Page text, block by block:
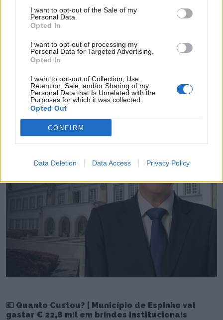
I want to opt-out of the Sale of my
Personal Data.
Opted In
I want to opt-out of processing my
Personal Data for Targeted Advertising.
Opted In
I want to opt-out of Collection, Use,
Retention, Sale, and/or Sharing of my
Personal Data that Is Unrelated with the
Purposes for which it was collected.
Opted Out
CONFIRM
Data Deletion Data Access Privacy Policy
Espinho
7/08/2026
💶 Quanto Custou? | Município de Espinho vai
gastar € 22,8 mil em brindes institucionais